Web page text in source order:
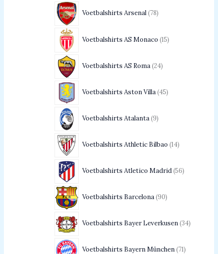
Voetbalshirts Arsenal 78
Voetbalshirts AS Monaco 15
Voetbalshirts AS Roma 24
Voetbalshirts Aston Villa 45
Voetbalshirts Atalanta 9
Voetbalshirts Athletic Bilbao 14
Voetbalshirts Atletico Madrid 56
Voetbalshirts Barcelona 90
Voetbalshirts Bayer Leverkusen 34
Voetbalshirts Bayern München 71